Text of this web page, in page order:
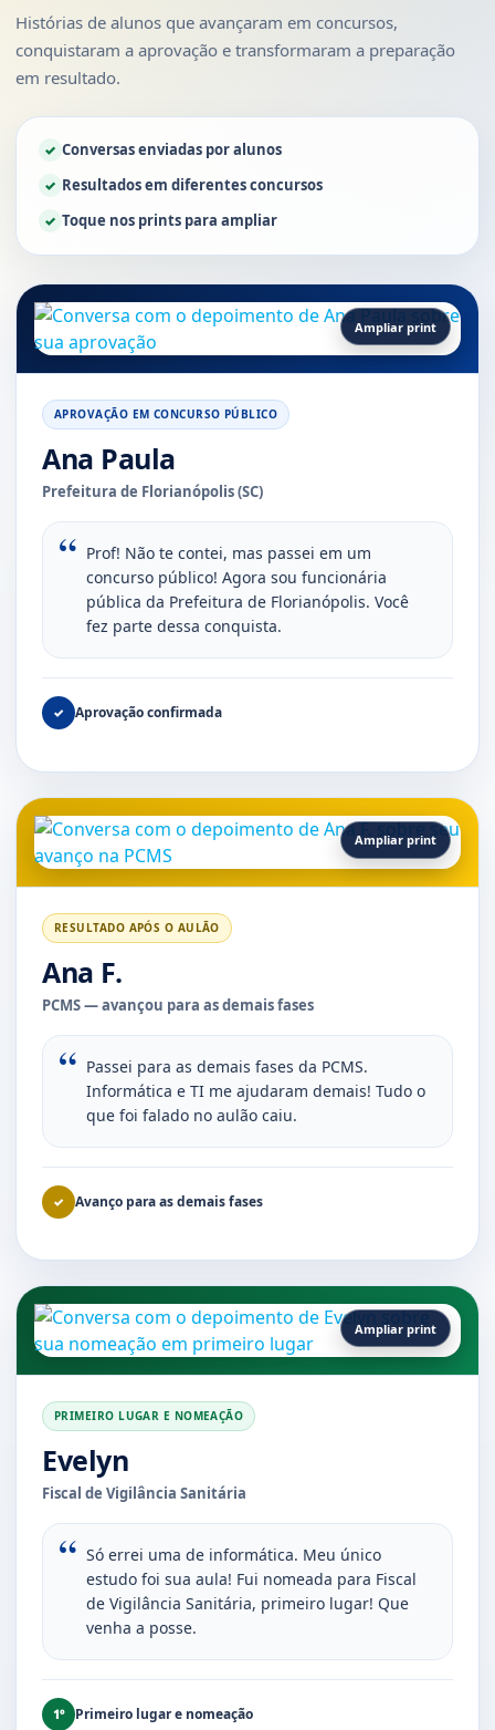
Histórias de alunos que avançaram em concursos,
conquistaram a aprovação e transformaram a preparação
em resultado.
Conversas enviadas por alunos
Resultados em diferentes concursos
Toque nos prints para ampliar
Ampliar print
APROVAÇÃO EM CONCURSO PÚBLICO
Ana Paula
Prefeitura de Florianópolis (SC)
Prof! Não te contei, mas passei em um
concurso público! Agora sou funcionária
pública da Prefeitura de Florianópolis. Você
fez parte dessa conquista.
✓ Aprovação confirmada
Ampliar print
RESULTADO APÓS O AULÃO
Ana F.
PCMS — avançou para as demais fases
Passei para as demais fases da PCMS.
Informática e TI me ajudaram demais! Tudo o
que foi falado no aulão caiu.
✓ Avanço para as demais fases
Ampliar print
PRIMEIRO LUGAR E NOMEAÇÃO
Evelyn
Fiscal de Vigilância Sanitária
Só errei uma de informática. Meu único
estudo foi sua aula! Fui nomeada para Fiscal
de Vigilância Sanitária, primeiro lugar! Que
venha a posse.
1º Primeiro lugar e nomeação